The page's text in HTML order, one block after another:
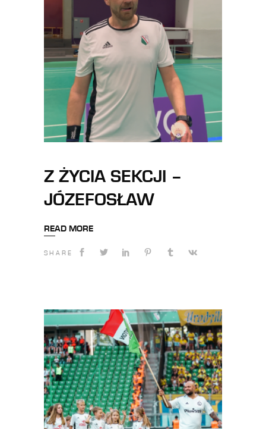
Z ŻYCIA SEKCJI –
JÓZEFOSŁAW
READ MORE
SHARE